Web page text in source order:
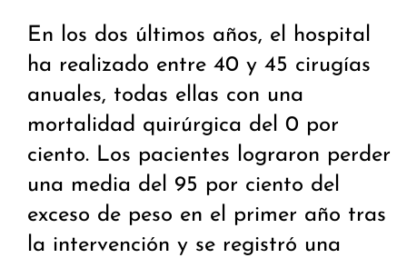
En los dos últimos años, el hospital
ha realizado entre 40 y 45 cirugías
anuales, todas ellas con una
mortalidad quirúrgica del 0 por
ciento. Los pacientes lograron perder
una media del 95 por ciento del
exceso de peso en el primer año tras
la intervención y se registró una